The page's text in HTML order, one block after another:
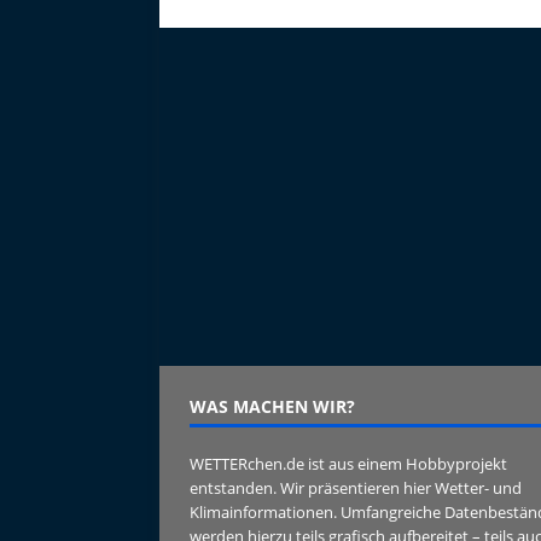
WAS MACHEN WIR?
WETTERchen.de ist aus einem Hobbyprojekt
entstanden. Wir präsentieren hier Wetter- und
Klimainformationen. Umfangreiche
werden hierzu teils grafisch aufbereitet – teils